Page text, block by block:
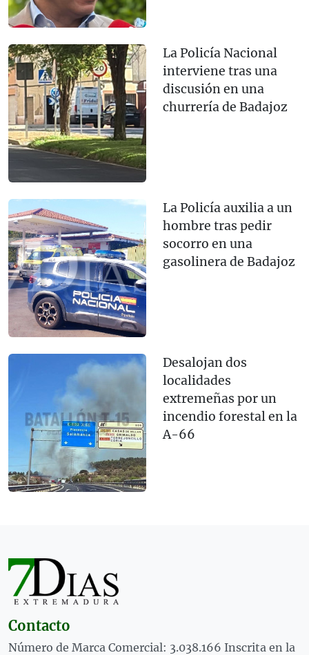
La Policía Nacional
interviene tras una
discusión en una
churrería de Badajoz
La Policía auxilia a un
hombre tras pedir
socorro en una
gasolinera de Badajoz
Desalojan dos
localidades
extremeñas por un
incendio forestal en la
A-66
Contacto
Número de Marca Comercial: 3.038.166 Inscrita en la